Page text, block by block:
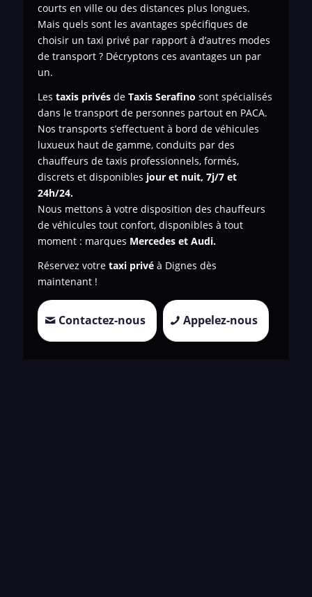
courts en ville ou des distances plus longues.
Mais quels sont les avantages spécifiques de
choisir un taxi privé par rapport à d’autres modes
de transport ? Décryptons ces avantages un par
un.
Les taxis privés de Taxis Serafino sont spécialisés
dans le transport de personnes partout en PACA.
Nos transports s’effectuent à bord de véhicules
luxueux haut de gamme, conduits par des
chauffeurs de taxis professionnels, formés,
discrets et disponibles jour et nuit, 7j/7 et
24h/24.
Nous mettons à votre disposition des chauffeurs
de véhicules tout confort, disponibles à tout
moment : marques Mercedes et Audi.
Réservez votre taxi privé à Dignes dès
maintenant !
Contactez-nous Appelez-nous